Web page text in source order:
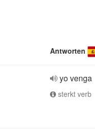
Antworten
yo venga
sterkt verb